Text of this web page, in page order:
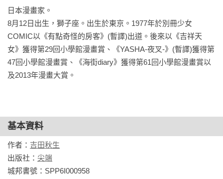
日本漫畫家。
8月12日出生，獅子座。出生於東京。1977年於別冊少女
COMIC以《有點奇怪的房客》(暫譯)出道。後來以《吉祥天
女》獲得第29回小學館漫畫賞、《YASHA-夜叉-》(暫譯)獲得第
47回小學館漫畫賞、《海街diary》獲得第61回小學館漫畫賞以
及2013年漫畫大賞。
基本資料
作者： 吉田秋生
出版社： 尖端
城邦書號：SPP6I000958